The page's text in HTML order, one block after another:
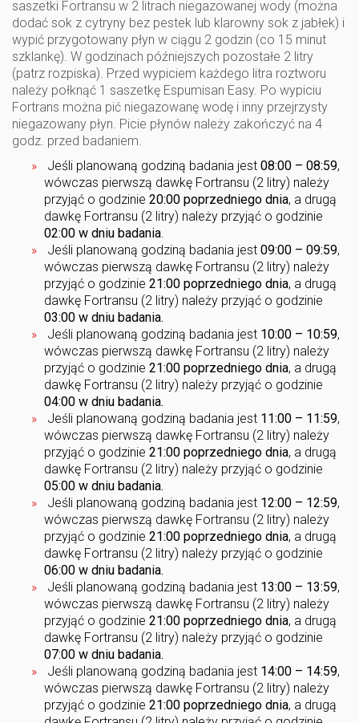
saszetki Fortransu w 2 litrach niegazowanej wody (można
dodać sok z cytryny bez pestek lub klarowny sok z jabłek) i
wypić przygotowany płyn w ciągu 2 godzin (co 15 minut
szklankę). W godzinach późniejszych pozostałe 2 litry
(patrz rozpiska). Przed wypiciem każdego litra roztworu
należy połknąć 1 saszetkę Espumisan Easy. Po wypiciu
Fortrans można pić niegazowanę wodę i inny przejrzysty
niegazowany płyn. Picie płynów należy zakończyć na 4
godz. przed badaniem.
Jeśli planowaną godziną badania jest 08:00 – 08:59,
wówczas pierwszą dawkę Fortransu (2 litry) należy
przyjąć o godzinie 20:00 poprzedniego dnia, a drugą
dawkę Fortransu (2 litry) należy przyjąć o godzinie
02:00 w dniu badania
Jeśli planowaną godziną badania jest 09:00 – 09:59,
wówczas pierwszą dawkę Fortransu (2 litry) należy
przyjąć o godzinie 21:00 poprzedniego dnia, a drugą
dawkę Fortransu (2 litry) należy przyjąć o godzinie
03:00 w dniu badania.
Jeśli planowaną godziną badania jest 10:00 – 10:59,
wówczas pierwszą dawkę Fortransu (2 litry) należy
przyjąć o godzinie 21:00 poprzedniego dnia, a drugą
dawkę Fortransu (2 litry) należy przyjąć o godzinie
04:00 w dniu badania.
Jeśli planowaną godziną badania jest 11:00 – 11:59,
wówczas pierwszą dawkę Fortransu (2 litry) należy
przyjąć o godzinie 21:00 poprzedniego dnia, a drugą
dawkę Fortransu (2 litry) należy przyjąć o godzinie
05:00 w dniu badania.
Jeśli planowaną godziną badania jest 12:00 – 12:59,
wówczas pierwszą dawkę Fortransu (2 litry) należy
przyjąć o godzinie 21:00 poprzedniego dnia, a drugą
dawkę Fortransu (2 litry) należy przyjąć o godzinie
06:00 w dniu badania.
Jeśli planowaną godziną badania jest 13:00 – 13:59,
wówczas pierwszą dawkę Fortransu (2 litry) należy
przyjąć o godzinie 21:00 poprzedniego dnia, a drugą
dawkę Fortransu (2 litry) należy przyjąć o godzinie
07:00 w dniu badania.
Jeśli planowaną godziną badania jest 14:00 – 14:59,
wówczas pierwszą dawkę Fortransu (2 litry) należy
przyjąć o godzinie 21:00 poprzedniego dnia, a drugą